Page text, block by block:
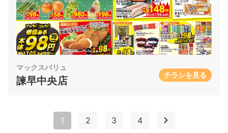
マックスバリュ
諫早中央店 チラシを見る
1 2 3 4